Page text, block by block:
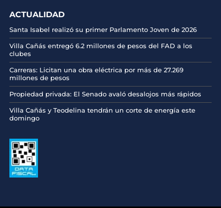
ACTUALIDAD
Santa Isabel realizó su primer Parlamento Joven de 2026
Villa Cañás entregó 6.2 millones de pesos del FAD a los
clubes
Carreras: Licitan una obra eléctrica por más de 27.269
millones de pesos
Propiedad privada: El Senado avaló desalojos más rápidos
Villa Cañás y Teodelina tendrán un corte de energía este
domingo